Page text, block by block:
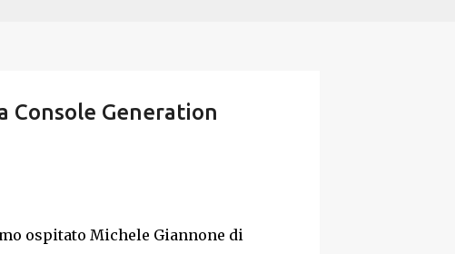
Console Generation
ospitato Michele Giannone di